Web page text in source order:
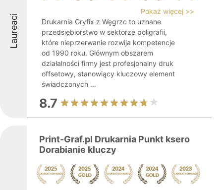
Laureaci
Pokaż więcej >>
Drukarnia Gryfix z Węgrzc to uznane
przedsiębiorstwo w sektorze poligrafii,
które nieprzerwanie rozwija kompetencje
od 1990 roku. Głównym obszarem
działalności firmy jest profesjonalny druk
offsetowy, stanowiący kluczowy element
świadczonych ...
8.7
Print-Graf.pl Drukarnia Punkt ksero
Dorabianie kluczy